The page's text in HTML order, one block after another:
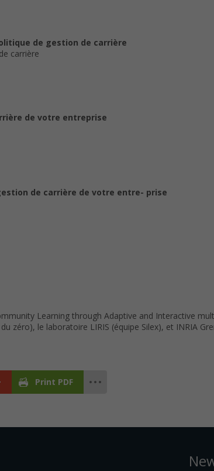
de gestion de carrière
carrière
de votre entreprise
de carrière de votre entre- prise
Learning through Adaptive and Interactive
zéro), le laboratoire LIRIS (équipe Silex), et INRIA
Print PDF